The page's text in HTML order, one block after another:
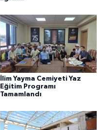
İlim Yayma Cemiyeti Yaz
Eğitim Programı
Tamamlandı